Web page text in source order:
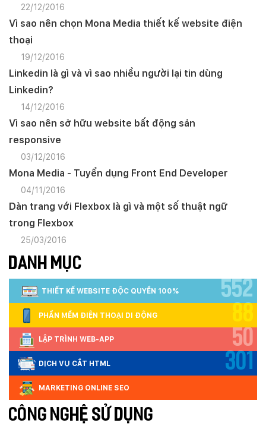
22/12/2016
Vì sao nên chọn Mona Media thiết kế website điện
thoại
19/12/2016
Linkedin là gì và vì sao nhiều người lại tin dùng
Linkedin?
14/12/2016
Vì sao nên sở hữu website bất động sản
responsive
03/12/2016
Mona Media - Tuyển dụng Front End Developer
04/11/2016
Dàn trang với Flexbox là gì và một số thuật ngữ
trong Flexbox
25/03/2016
DANH MỤC
THIẾT KẾ WEBSITE ĐỘC QUYỀN 100% 552
PHẦN MỀM ĐIỆN THOẠI DI ĐỘNG 88
LẬP TRÌNH WEB-APP 50
DỊCH VỤ CẮT HTML 301
MARKETING ONLINE SEO
CÔNG NGHỆ SỬ DỤNG